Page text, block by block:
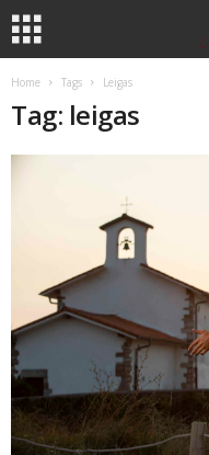
Home Tags Leigas
Tag: leigas